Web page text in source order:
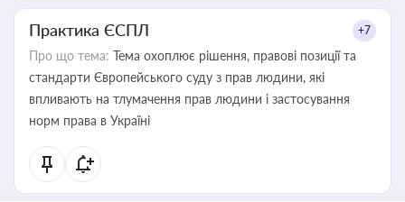
Практика ЄСПЛ +7
Про що тема: Тема охоплює рішення, правові позиції та
стандарти Європейського суду з прав людини, які
впливають на тлумачення прав людини і застосування
норм права в Україні